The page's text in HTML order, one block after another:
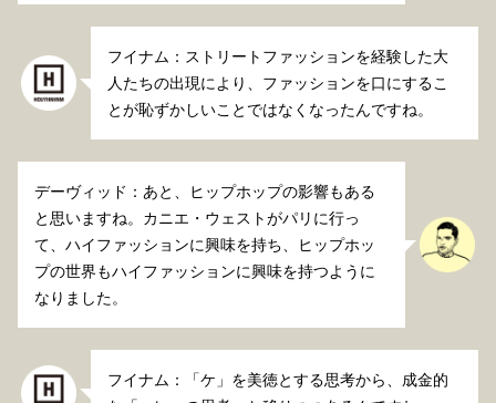
フイナム：ストリートファッションを経験した大
人たちの出現により、ファッションを口にするこ
とが恥ずかしいことではなくなったんですね。
デーヴィッド：あと、ヒップホップの影響もある
と思いますね。カニエ・ウェストがパリに行っ
て、ハイファッションに興味を持ち、ヒップホッ
プの世界もハイファッションに興味を持つように
なりました。
フイナム：「ケ」を美徳とする思考から、成金的